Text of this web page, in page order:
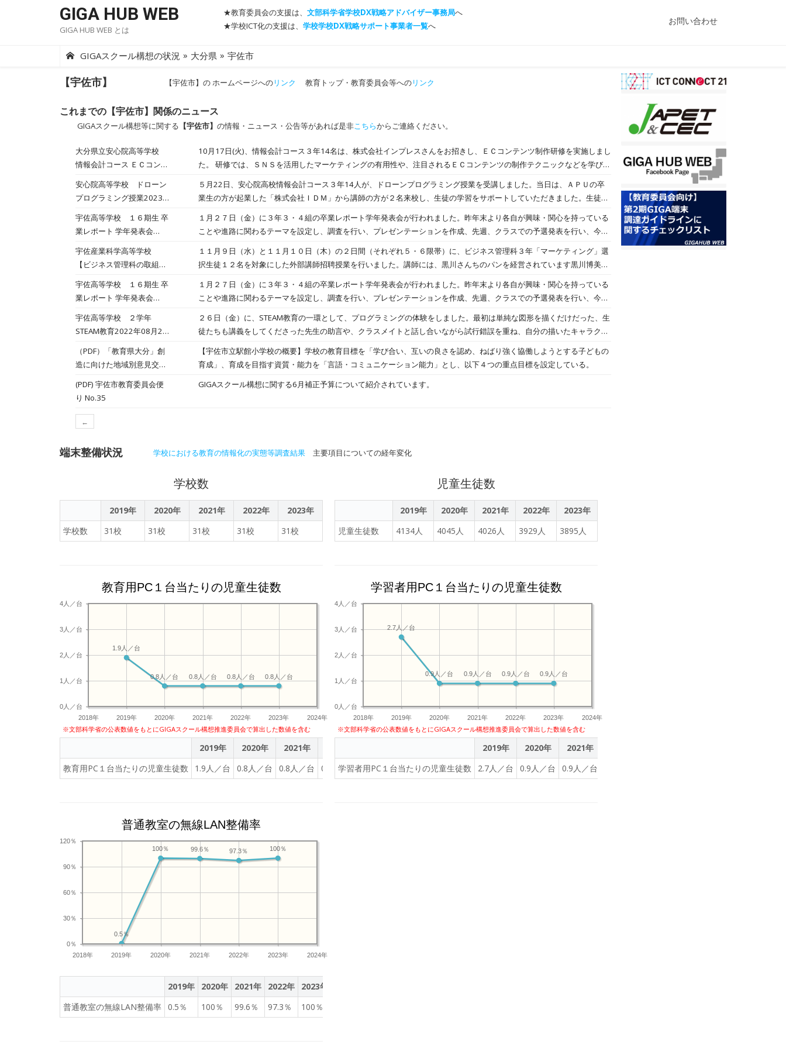
GIGA HUB WEB
GIGA HUB WEB とは
★教育委員会の支援は、 文部科学省学校DX戦略アドバイザー事務局へ
★学校ICT化の支援は、 学校学校DX戦略サポート事業者一覧へ お問い合わせ
GIGAスクール構想の状況 » 大分県 » 宇佐市
【宇佐市】 【宇佐市】の ホームページへのリンク 教育トップ・教育委員会等へのリンク
これまでの【宇佐市】関係のニュース
GIGAスクール構想等に関する 【宇佐市】 の情報・ニュース・公告等があれば是非こちらからご連絡ください。
大分県立安心院高等学校
情報会計コース ＥＣコンテ
年10月17日
10月17日(火)、情報会計コース３年14名は、株式会社インプレスさんをお招きし、ＥＣコンテンツ制作研修を実施しまし
た。 研修では、ＳＮＳを活用したマーケティングの有用性や、注目されるＥＣコンテンツの制作テクニックなどを学びま
ＩＴ関係の進学就職を目指している生徒がおり、自分の将来に役立つ話や講義に意欲的に取り組んでいました。 ここで学
んだことを、今後のＥＣサイト作成や商品開発の授業にいかしていきたいと思っています。
安心院高等学校 ドローン
プログラミング授業2023
５月22日、安心院高校情報会計コース３年14人が、ドローンプログラミング授業を受講しました。当日は、ＡＰＵの卒
業生の方が起業した「株式会社ＩＤＭ」から講師の方が２名来校し、生徒の学習をサポートしていただきました。生徒
びました。実際に自分たちで工夫して作ったプログラムによってドローンが飛んだ時には歓声が上がり、生徒はとても意
欲的に授業に取り組みました。今後は、自分たちが学んだことを小学生に伝えるために、近隣の小学校を訪問し、今度は
自分たちが教える側になる予定です。
宇佐高等学校 １６期生 卒
業レポート 学年発表会
１月２７日（金）に３年３・４組の卒業レポート学年発表会が行われました。昨年末より各自が興味・関心を持っている
ことや進路に関わるテーマを設定し、調査を行い、プレゼンテーションを作成、先週、クラスでの予選発表を行い、今回
果、３組の藤本さんの「栄養不足を解消するために」が最優秀賞、３組の奥田さんの「黄金比と白銀比」、４組の塩田さ
んの「成人年齢の引き下げについて」、小田さんの「怪我をしないための体づくり」が優秀賞に選ばれました。
宇佐産業科学高等学校
【ビジネス管理科の取組】
した！2022年11月11日
１１月９日（水）と１１月１０日（木）の２日間（それぞれ５・６限帯）に、ビジネス管理科３年「マーケティング」選
択生徒１２名を対象にした外部講師招聘授業を行いました。講師には、黒川さんちのパンを経営されています黒川博美様
は、１２月８日（木）の午後２時から（株）トキハインダストリー宇佐四日市店で販売予定のパンとトゥンカロンの事前
準備でした。昨年度から「商品開発」で取り組んでいる「黒川さんちのパン」と本校のビジネス管理科がコラボして開発
した地元食材のシモン芋を活用したコロッケパン（パッコロ）」について、講師の黒川様より商品の特徴やおすすめのポ
イントを説明していただきました。また、「手と手みらいhugキッチン」とコラボした、シモン芋を活用したクリームを
はさんだトゥンカロンについては、販売が検討中のため、販売当日の商品レイアウトやＳＮＳで利用できるチラシ作成フ
リー素材「Ｃanva」の作成方法等について岩本様より説明をいただきました。当日の販売活動に向け、門前町「みんな
のおうちプロジェクト」代表の大西様をはじめ、講師の黒川様、岩本様には大変お世話になっております。当日の販売が
成功できますように、全員で協力し、またプロジェクトの一員として頑張ります。
宇佐高等学校 １６期生 卒
業レポート 学年発表会
１月２７日（金）に３年３・４組の卒業レポート学年発表会が行われました。昨年末より各自が興味・関心を持っている
ことや進路に関わるテーマを設定し、調査を行い、プレゼンテーションを作成、先週、クラスでの予選発表を行い、今回
果、３組の藤本さんの「栄養不足を解消するために」が最優秀賞、３組の奥田さんの「黄金比と白銀比」、４組の塩田さ
んの「成人年齢の引き下げについて」、小田さんの「怪我をしないための体づくり」が優秀賞に選ばれました。
宇佐高等学校 ２学年
STEAM教育2022年08月26
２６日（金）に、STEAM教育の一環として、プログラミングの体験をしました。最初は単純な図形を描くだけだった、生
徒たちも講義をしてくださった先生の助言や、クラスメイトと話し合いながら試行錯誤を重ね、自分の描いたキャラクタ
（PDF）「教育県大分」創
造に向けた地域別意見交換
2022/7/6
【宇佐市立駅館小学校の概要】学校の教育目標を「学び合い、互いの良さを認め、ねばり強く協働しようとする子どもの
育成」、育成を目指す資質・能力を「言語・コミュニケーション能力」とし、以下４つの重点目標を設定している。
(PDF) 宇佐市教育委員会便
り No.35
GIGAスクール構想に関する6月補正予算について紹介されています。
←
端末整備状況 学校における教育の情報化の実態等調査結果 主要項目についての経年変化
学校数
2019年 2020年 2021年 2022年
2023年
学校数
31校 31校 31校 31校 31校
児童生徒数
2019年 2020年 2021年 2022年
2023年
児童生徒数
4134人 4045人 4026人 3929人 3895人
教育用PC１台当たりの児童生徒数
2018年 2019年 2020年 2021年 2022年 2023年 2024年
0人／台
1人／台
2人／台
3人／台
4人／台
0.8人／台
0.8人／台
0.8人／台
0.8人／台
1.9人／台
※文部科学省の公表数値をもとにGIGAスクール構想推進委員会で算出した数値を含む
2019年 2020年 2021年
教育用PC１台当たりの児童生徒数
1.9人／台 0.8人／台 0.8人／台 0.8人／台 0.8人／台
学習者用PC１台当たりの児童生徒数
2018年 2019年 2020年 2021年 2022年 2023年 2024年
0人／台
1人／台
2人／台
3人／台
4人／台
0.9人／台
0.9人／台
0.9人／台
0.9人／台
2.7人／台
※文部科学省の公表数値をもとにGIGAスクール構想推進委員会で算出した数値を含む
2019年 2020年 2021年
学習者用PC１台当たりの児童生徒数
2.7人／台 0.9人／台 0.9人／台
普通教室の無線LAN整備率
2018年 2019年 2020年 2021年 2022年 2023年 2024年
0％
30％
60％
90％
120％
100％
97.3％
99.6％
100％
0.5％
2019年 2020年 2021年 2022年
2023年
普通教室の無線LAN整備率 0.5％ 100％ 99.6％ 97.3％ 100％